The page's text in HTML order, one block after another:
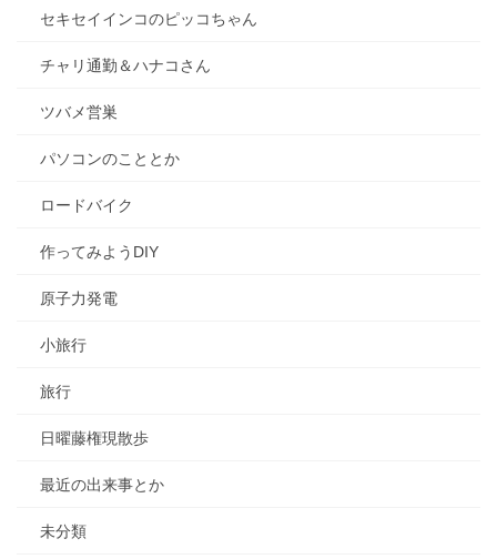
セキセイインコのピッコちゃん
チャリ通勤＆ハナコさん
ツバメ営巣
パソコンのこととか
ロードバイク
作ってみようDIY
原子力発電
小旅行
旅行
日曜藤権現散歩
最近の出来事とか
未分類